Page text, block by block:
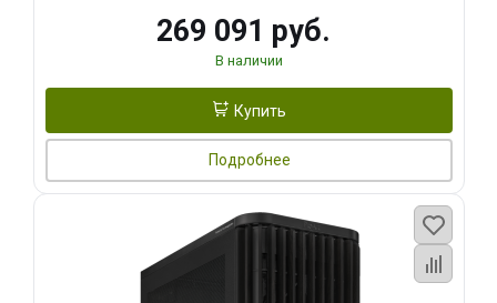
269 091 руб.
В наличии
Купить
Подробнее